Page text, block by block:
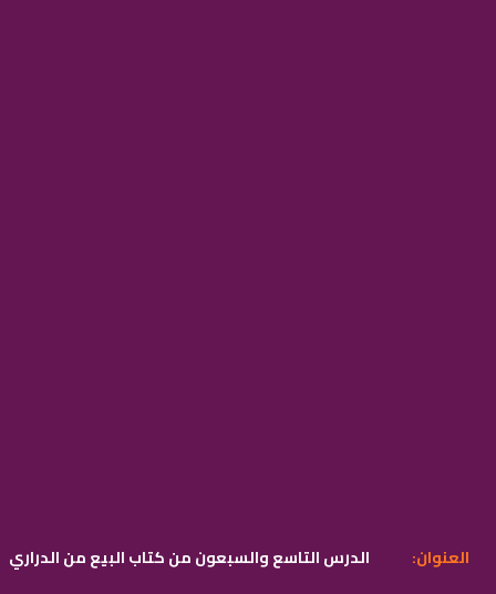
الدرس التاسع والسبعون من كتاب البيع من الدراري :العنوان